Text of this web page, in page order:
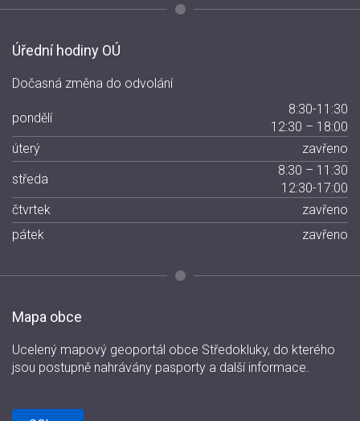
Úřední hodiny OÚ
Dočasná změna do odvolání
pondělí
8:30-11:30
12:30 – 18:00
úterý
zavřeno
středa
8:30 – 11:30
12:30-17:00
čtvrtek
zavřeno
pátek
zavřeno
Mapa obce
Ucelený mapový geoportál obce Středokluky, do kterého
jsou postupně nahrávány pasporty a další informace.